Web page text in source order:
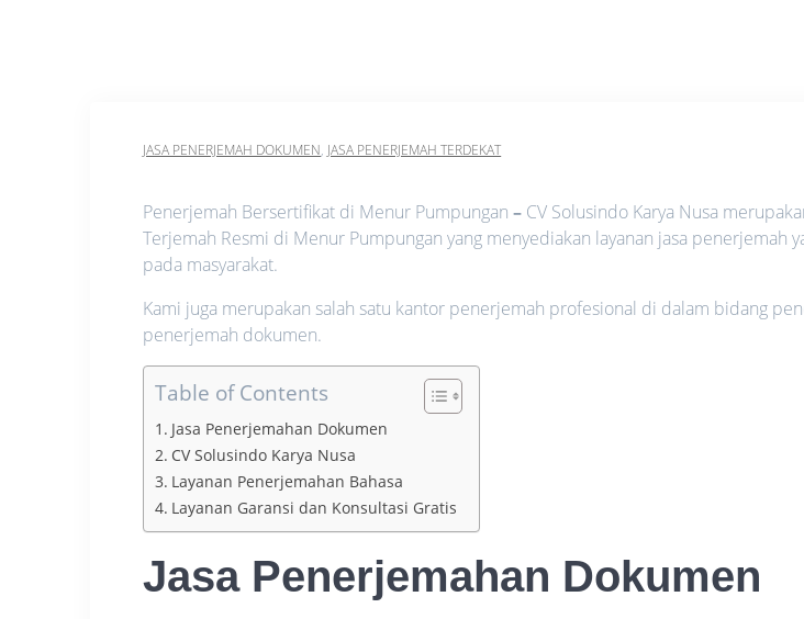
JASA PENERJEMAH DOKUMEN, JASA PENERJEMAH TERDEKAT
Penerjemah Bersertifikat di Menur Pumpungan– CV Solusindo Karya Nusa
Terjemah Resmi di Menur Pumpungan yang menyediakan layanan jasa penerjemah
pada masyarakat.
Kami juga merupakan salah satu kantor penerjemah profesional di dalam bidang
penerjemah dokumen.
Table of Contents
Jasa Penerjemahan Dokumen
CV Solusindo Karya Nusa
Layanan Penerjemahan Bahasa
Layanan Garansi dan Konsultasi Gratis
Jasa Penerjemahan Dokumen